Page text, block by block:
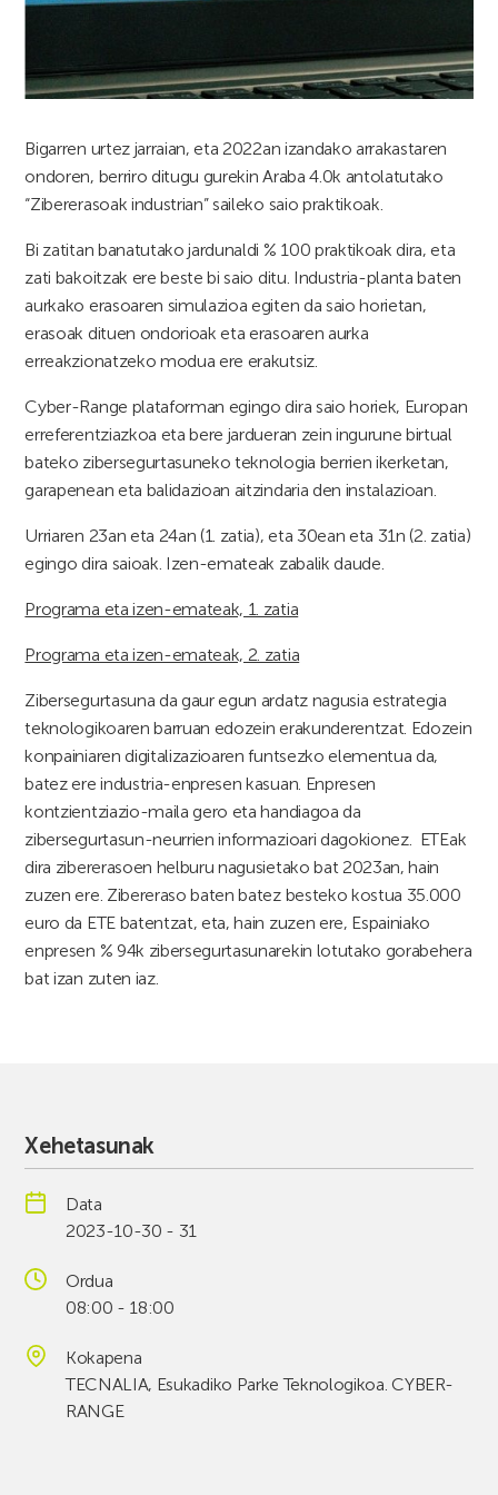
Bigarren urtez jarraian, eta 2022an izandako arrakastaren
ondoren, berriro ditugu gurekin Araba 4.0k antolatutako
“Zibererasoak industrian” saileko saio praktikoak.
Bi zatitan banatutako jardunaldi % 100 praktikoak dira, eta
zati bakoitzak ere beste bi saio ditu. Industria-planta baten
aurkako erasoaren simulazioa egiten da saio horietan,
erasoak dituen ondorioak eta erasoaren aurka
erreakzionatzeko modua ere erakutsiz.
Cyber-Range plataforman egingo dira saio horiek, Europan
erreferentziazkoa eta bere jardueran zein ingurune birtual
bateko zibersegurtasuneko teknologia berrien ikerketan,
garapenean eta balidazioan aitzindaria den instalazioan.
Urriaren 23an eta 24an (1. zatia), eta 30ean eta 31n (2. zatia)
egingo dira saioak. Izen-emateak zabalik daude.
Programa eta izen-emateak, 1. zatia
Programa eta izen-emateak, 2. zatia
Zibersegurtasuna da gaur egun ardatz nagusia estrategia
teknologikoaren barruan edozein erakunderentzat. Edozein
konpainiaren digitalizazioaren funtsezko elementua da,
batez ere industria-enpresen kasuan. Enpresen
kontzientziazio-maila gero eta handiagoa da
zibersegurtasun-neurrien informazioari dagokionez. ETEak
dira zibererasoen helburu nagusietako bat 2023an, hain
zuzen ere. Zibereraso baten batez besteko kostua 35.000
euro da ETE batentzat, eta, hain zuzen ere, Espainiako
enpresen % 94k zibersegurtasunarekin lotutako gorabehera
bat izan zuten iaz.
Xehetasunak
Data
2023-10-30 - 31
Ordua
08:00 - 18:00
Kokapena
TECNALIA, Esukadiko Parke Teknologikoa. CYBER-
RANGE